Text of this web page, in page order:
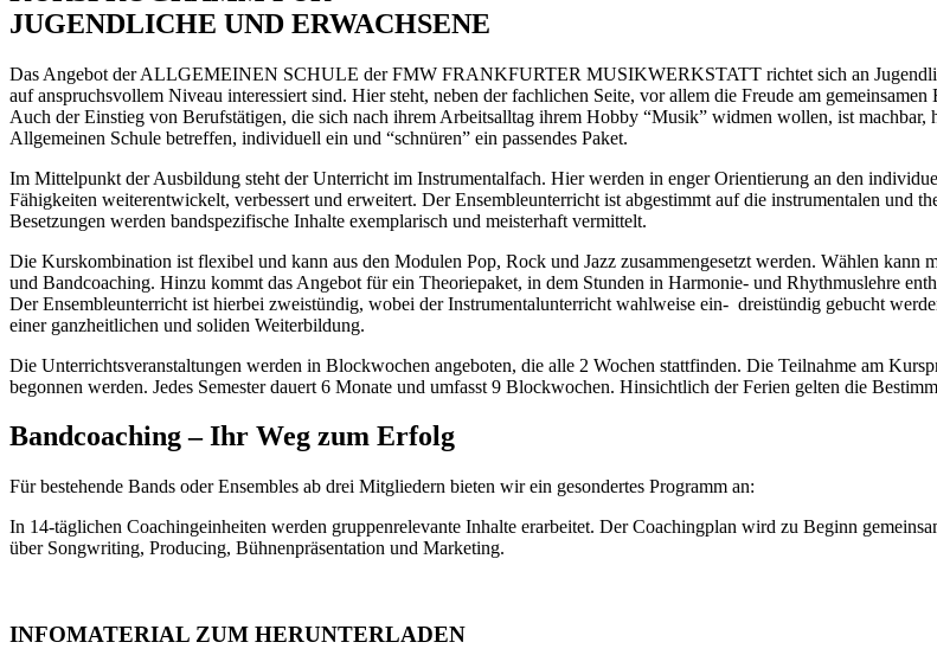
JUGENDLICHE UND ERWACHSENE
Das Angebot der ALLGEMEINEN SCHULE der FMW FRANKFURTER MUSIKWERKSTATT richtet sich an
auf anspruchsvollem Niveau interessiert sind. Hier steht, neben der fachlichen Seite, vor allem die Freude am
Auch der Einstieg von Berufstätigen, die sich nach ihrem Arbeitsalltag ihrem Hobby “Musik” widmen wollen, ist machbar,
Allgemeinen Schule betreffen, individuell ein und “schnüren” ein passendes Paket.
Im Mittelpunkt der Ausbildung steht der Unterricht im Instrumentalfach. Hier werden in enger Orientierung an den
Fähigkeiten weiterentwickelt, verbessert und erweitert. Der Ensembleunterricht ist abgestimmt auf die instrumentalen und
Besetzungen werden bandspezifische Inhalte exemplarisch und meisterhaft vermittelt.
Die Kurskombination ist flexibel und kann aus den Modulen Pop, Rock und Jazz zusammengesetzt werden. Wählen
und Bandcoaching. Hinzu kommt das Angebot für ein Theoriepaket, in dem Stunden in Harmonie- und Rhythmuslehre
Der Ensembleunterricht ist hierbei zweistündig, wobei der Instrumentalunterricht wahlweise ein- dreistündig gebucht
einer ganzheitlichen und soliden Weiterbildung.
Die Unterrichtsveranstaltungen werden in Blockwochen angeboten, die alle 2 Wochen stattfinden. Die Teilnahme am
begonnen werden. Jedes Semester dauert 6 Monate und umfasst 9 Blockwochen. Hinsichtlich der Ferien gelten die
Bandcoaching – Ihr Weg zum Erfolg
Für bestehende Bands oder Ensembles ab drei Mitgliedern bieten wir ein gesondertes Programm an:
In 14-täglichen Coachingeinheiten werden gruppenrelevante Inhalte erarbeitet. Der Coachingplan wird zu Beginn
über Songwriting, Producing, Bühnenpräsentation und Marketing.
INFOMATERIAL ZUM HERUNTERLADEN